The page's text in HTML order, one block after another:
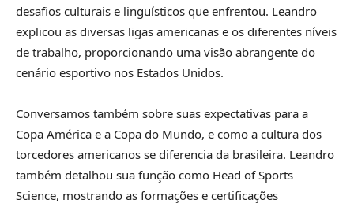
desafios culturais e linguísticos que enfrentou. Leandro
explicou as diversas ligas americanas e os diferentes níveis
de trabalho, proporcionando uma visão abrangente do
cenário esportivo nos Estados Unidos.
Conversamos também sobre suas expectativas para a
Copa América e a Copa do Mundo, e como a cultura dos
torcedores americanos se diferencia da brasileira. Leandro
também detalhou sua função como Head of Sports
Science, mostrando as formações e certificações